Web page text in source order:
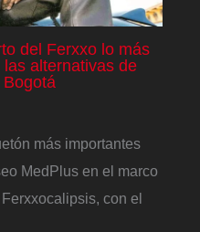
del Ferxxo lo más
alternativas de
más importantes
MedPlus en el marco
con el